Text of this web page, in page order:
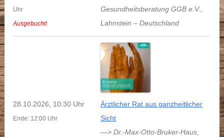
Uhr
Ausgebucht!
Gesundheitsberatung GGB e.V.,
Lahnstein –Deutschland
28.10.2026, 10:30 Uhr
Ende: 12:00 Uhr
Ärztlicher Rat aus ganzheitlicher
Sicht
—> Dr.-Max-Otto-Bruker-Haus,